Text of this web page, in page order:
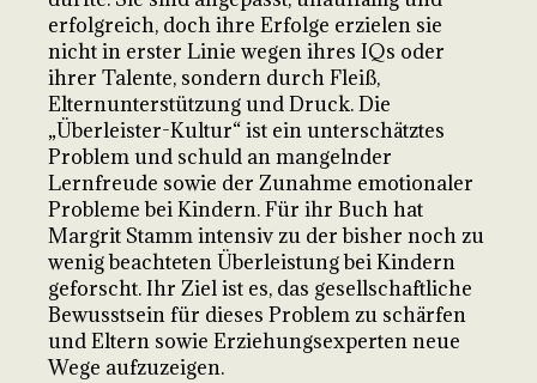
erfolgreich, doch ihre Erfolge erzielen sie
nicht in erster Linie wegen ihres IQs oder
ihrer Talente, sondern durch Fleiß,
Elternunterstützung und Druck. Die
„Überleister-Kultur“ ist ein unterschätztes
Problem und schuld an mangelnder
Lernfreude sowie der Zunahme emotionaler
Probleme bei Kindern. Für ihr Buch hat
Margrit Stamm intensiv zu der bisher noch zu
wenig beachteten Überleistung bei Kindern
geforscht. Ihr Ziel ist es, das gesellschaftliche
Bewusstsein für dieses Problem zu schärfen
und Eltern sowie Erziehungsexperten neue
Wege aufzuzeigen.